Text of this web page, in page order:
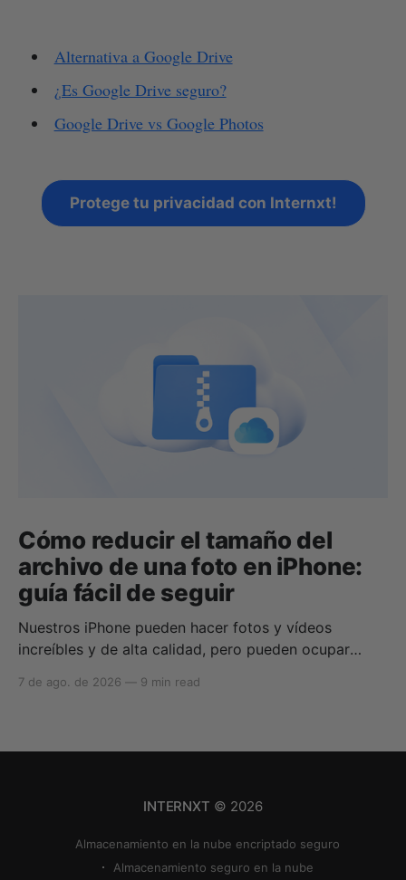
Alternativa a Google Drive
¿Es Google Drive seguro?
Google Drive vs Google Photos
Protege tu privacidad con Internxt!
Cómo reducir el tamaño del
archivo de una foto en iPhone:
guía fácil de seguir
Nuestros iPhone pueden hacer fotos y vídeos
increíbles y de alta calidad, pero pueden ocupar
cómo reducir el tamaño de las fotos en iPhone o
7 de ago. de 2026 — 9 min read
INTERNXT © 2026
Almacenamiento en la nube encriptado seguro
Almacenamiento seguro en la nube